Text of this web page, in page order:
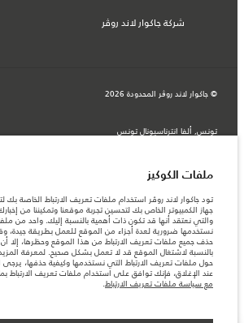
شركة جاكوار لاند روڤر
© جاكوار لاند روڨر المحدودة 2026
تونس, ألفا انترناسيونال تونس
والتحقق من الأسعار.
الأرقام المقدمة هي نتيجة لاختبارات المصنع الرسمية وفقاً
يتباين استهلك الوقود الفعلي للمركبة عن ذلك المتحقق في تلك
الأرقام بغرض المقارنة فحسب.
ملاحظة مهمة حول الصور والمواصفات. إن النقص العالمي في
في مواصفات تصميم السيارات وتوفر الخيارات وتوقيتات
للغاية، ونتيجة لذلك، قد لا تمثّل الصور المستخدَمة ضمن موقع
بالكامل بالنسبة إلى الميزات والخيارات والحلية ومجموعات
سيتمكّن من تأكيد أي تقييدات حالية معك للسماح لك باتخاذ قرار
ملفات الكوكيز
تود جاكوار لاند روڤر استخدام ملفات تعريف الارتباط الخاصة بك
جهاز الكمبيوتر الخاص بك لتحسين تجربة موقعنا وتمكيننا من إخبارك
والتي نعتقد أنها قد تكون ذات أهمية بالنسبة إليك. واحد من
نستخدمها ضرورية لعدة أجزاء من الموقع للعمل بطريقة جيدة،
حذف جميع ملفات تعريف الارتباط من هذا الموقع وحظرها، إلا
بالنسبة لاشتغال الموقع قد لا تعمل بشكل صحيح. لمعرفة المزيد
حول ملفات تعريف الارتباط التي نستخدمها وكيفية حذفها، يرجى
عند الإغلاق، فإنك توافق على استخدام ملفات تعريف الارتباط
مع سياسة ملفات تعريف الارتباط.